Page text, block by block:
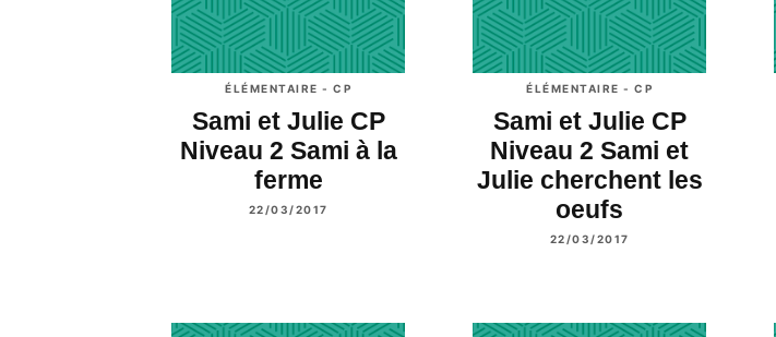
ÉLÉMENTAIRE - CP
Sami et Julie CP
Niveau 2 Sami à la
ferme
22/03/2017
ÉLÉMENTAIRE - CP
Sami et Julie CP
Niveau 2 Sami et
Julie cherchent les
oeufs
22/03/2017